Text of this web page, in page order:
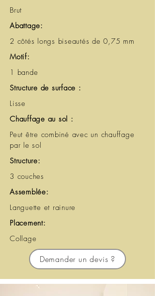
Brut
Abattage:
2 côtés longs biseautés de 0,75 mm
Motif:
1 bande
Structure de surface :
Lisse
Chauffage au sol :
Peut être combiné avec un chauffage
par le sol
Structure:
3 couches
Assemblée:
Languette et rainure
Placement:
Collage
Demander un devis ?